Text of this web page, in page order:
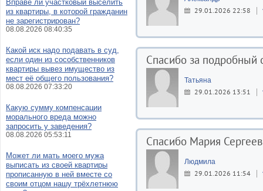
29.01.2026 22:58
Спасибо за подробный
Татьяна
29.01.2026 13:51
Спасибо Мария
Людмила
29.01.2026 11:54
Вправе ли участковый выселить
из квартиры, в которой гражданин
не зарегистрирован?
08.08.2026 08:40:35
Какой иск надо подавать в суд,
если один из сособственников
квартиры вывез имущество из
мест её общего пользования?
08.08.2026 07:33:20
Какую сумму компенсации
морального вреда можно
запросить у заведения?
08.08.2026 05:53:11
Может ли мать моего мужа
выписать из своей квартиры
прописанную в ней вместе со
своим отцом нашу трёхлетнюю